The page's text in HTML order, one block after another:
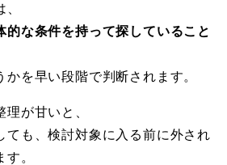
的な条件を持って探していること
を早い段階で判断されます。
が甘いと、
ても、検討対象に入る前に外され
。